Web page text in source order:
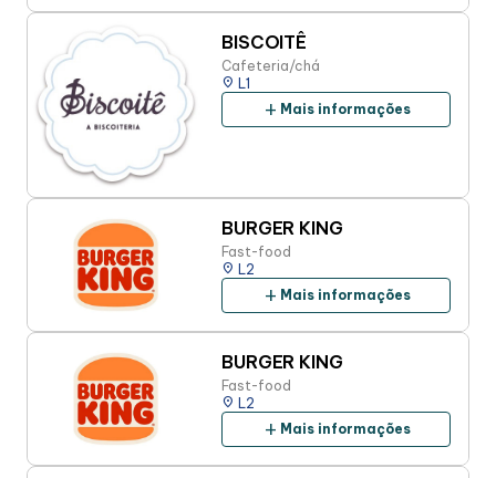
Alimentação
Programa de benefícios
Programa de Benefícios
Sorteio Todo Mês
BISCOITÊ
Cafeteria/chá
place L1
add Mais informações
BURGER KING
Fast-food
place L2
add Mais informações
BURGER KING
Fast-food
place L2
add Mais informações